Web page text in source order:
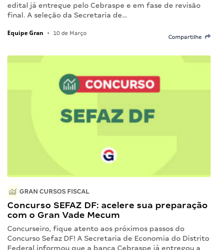
edital já entregue pelo Cebraspe e em fase de revisão
final. A seleção da Secretaria de…
Equipe Gran • 10 de Março
Compartilhe
GRAN CURSOS FISCAL
Concurso SEFAZ DF: acelere sua preparação
com o Gran Vade Mecum
Concurseiro, fique atento aos próximos passos do
Concurso Sefaz DF! A Secretaria de Economia do Distrito
Federal informou que a banca Cebraspe já entregou a